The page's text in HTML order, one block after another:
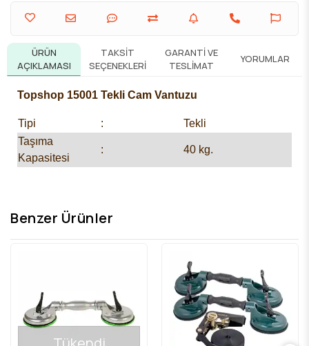
ÜRÜN
AÇIKLAMASI
TAKSIT
SEÇENEKLERI
GARANTI VE
TESLIMAT
YORUMLAR
Topshop 15001 Tekli Cam Vantuzu
Tipi :
Tekli
Taşıma
Kapasitesi
: 40 kg.
Benzer Ürünler